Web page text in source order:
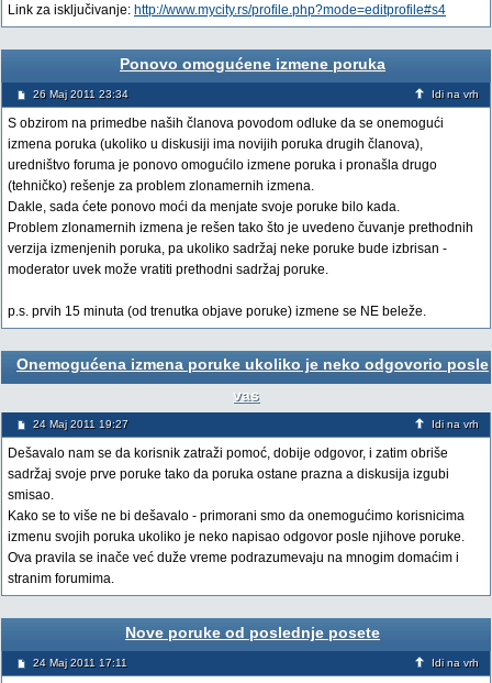
Link za isključivanje: http://www.mycity.rs/profile.php?mode=editprofile#s4
Ponovo omogućene izmene poruka
26 Maj 2011 23:34 Idi na vrh
S obzirom na primedbe naših članova povodom odluke da se onemogući
izmena poruka (ukoliko u diskusiji ima novijih poruka drugih članova),
uredništvo foruma je ponovo omogućilo izmene poruka i pronašla drugo
(tehničko) rešenje za problem zlonamernih izmena.
Dakle, sada ćete ponovo moći da menjate svoje poruke bilo kada.
Problem zlonamernih izmena je rešen tako što je uvedeno čuvanje prethodnih
verzija izmenjenih poruka, pa ukoliko sadržaj neke poruke bude izbrisan -
moderator uvek može vratiti prethodni sadržaj poruke.
p.s. prvih 15 minuta (od trenutka objave poruke) izmene se NE beleže.
Onemogućena izmena poruke ukoliko je neko odgovorio posle
vas
24 Maj 2011 19:27 Idi na vrh
Dešavalo nam se da korisnik zatraži pomoć, dobije odgovor, i zatim obriše
sadržaj svoje prve poruke tako da poruka ostane prazna a diskusija izgubi
smisao.
Kako se to više ne bi dešavalo - primorani smo da onemogućimo korisnicima
izmenu svojih poruka ukoliko je neko napisao odgovor posle njihove poruke.
Ova pravila se inače već duže vreme podrazumevaju na mnogim domaćim i
stranim forumima.
Nove poruke od poslednje posete
24 Maj 2011 17:11 Idi na vrh